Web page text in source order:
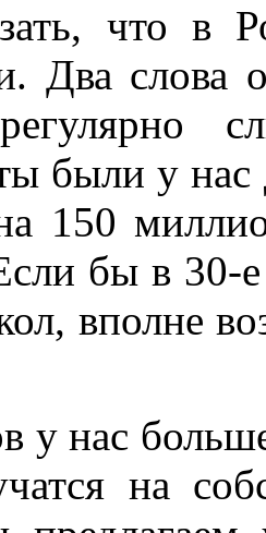
что в
Два
были у нас
150
бы в 30-
вполне
у нас
на